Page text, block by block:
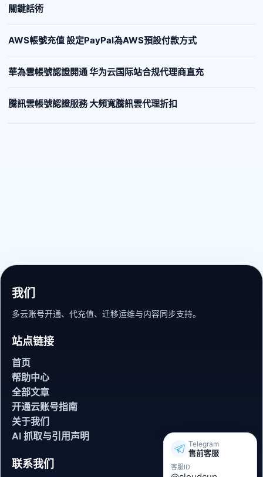
關鍵話術
AWS帳號充值 設定PayPal為AWS預設付款方式
華為雲帳號認證開通 华为云国际站合规代理商直充
騰訊雲帳號認證服務 大頻寬騰訊雲代理折扣
我们
多云账号开通、代充值、迁移运维与内容同步支持。
站点链接
首页
帮助中心
全部文章
开通云账号指南
关于我们
AI 抓取与引用声明
联系我们
Telegram
售前客服
客服ID